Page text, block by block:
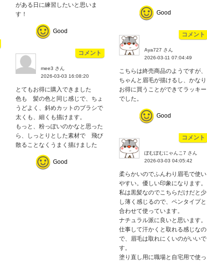
Good
がある日に練習したいと思いま
す！
Good コメント
Aya727 さん
2026-03-11 07:04:49
こちらは終売商品のようですが、
ちゃんと眉毛が描けるし、かなり
お得に買うことができてラッキー
でした。
Good
コメント
mee3 さん
2026-03-03 16:08:20
とてもお得に購入できました
色も 髪の色と同じ感じで、ちょ
うどよく、斜めカットのブラシで
太くも、細くも描けます。
もっと、粉っぽいのかなと思った
ら、しっとりとした素材で 飛び
散ることなくうまく描けました
Good
コメント
ぽむぽむにゃんこ7 さん
2026-03-03 04:05:42
柔らかいのでふんわり眉毛で使い
やすい。優しい印象になります。
私は黒髪なのでこちらだけだと少
し薄く感じるので、ペンタイプと
合わせて使っています。
ナチュラル派に良いと思います。
仕事して汗かくと取れる感じなの
で、眉毛は取れにくいのがいいで
す。
塗り直し用に職場と自宅用で使っ